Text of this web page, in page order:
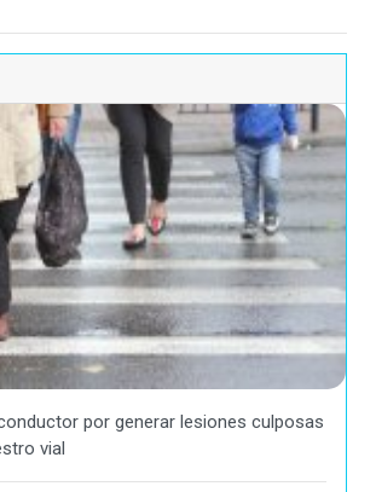
por generar lesiones culposas
vial